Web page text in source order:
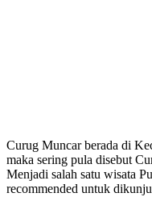
Curug Muncar berada di
maka sering pula disebut
Menjadi salah satu wisata
recommended untuk